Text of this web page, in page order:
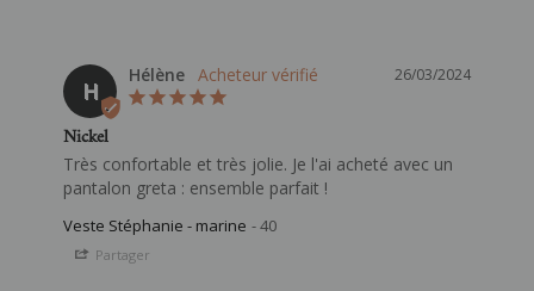
H
26/03/2024
Hélène
Nickel
Très confortable et très jolie. Je l'ai acheté avec un
pantalon greta : ensemble parfait !
Veste Stéphanie - marine 40
Partager